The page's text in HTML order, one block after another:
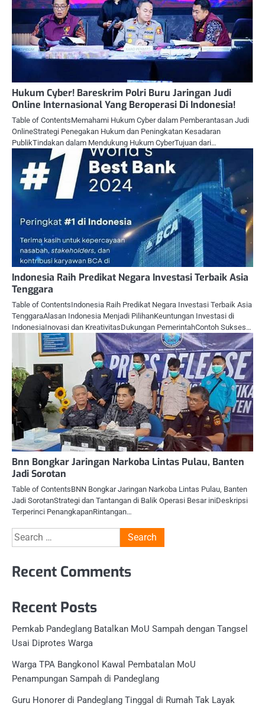
Hukum Cyber! Bareskrim Polri Buru Jaringan Judi
Online Internasional Yang Beroperasi Di Indonesia!
Table of ContentsMemahami Hukum Cyber dalam Pemberantasan Judi
OnlineStrategi Penegakan Hukum dan Peningkatan Kesadaran
PublikTindakan dalam Mendukung Hukum CyberTujuan dari…
Indonesia Raih Predikat Negara Investasi Terbaik Asia
Tenggara
Table of ContentsIndonesia Raih Predikat Negara Investasi Terbaik Asia
TenggaraAlasan Indonesia Menjadi PilihanKeuntungan Investasi di
IndonesiaInovasi dan KreativitasDukungan PemerintahContoh Sukses…
Bnn Bongkar Jaringan Narkoba Lintas Pulau, Banten
Jadi Sorotan
Table of ContentsBNN Bongkar Jaringan Narkoba Lintas Pulau, Banten
Jadi SorotanStrategi dan Tantangan di Balik Operasi Besar iniDeskripsi
Terperinci PenangkapanRintangan…
Search
for:
Recent Comments
Recent Posts
Pemkab Pandeglang Batalkan MoU Sampah dengan Tangsel
Usai Diprotes Warga
Warga TPA Bangkonol Kawal Pembatalan MoU
Penampungan Sampah di Pandeglang
Guru Honorer di Pandeglang Tinggal di Rumah Tak Layak